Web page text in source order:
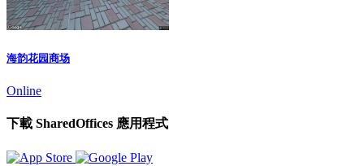
海韵花园商场
Online
下載 SharedOffices 應用程式